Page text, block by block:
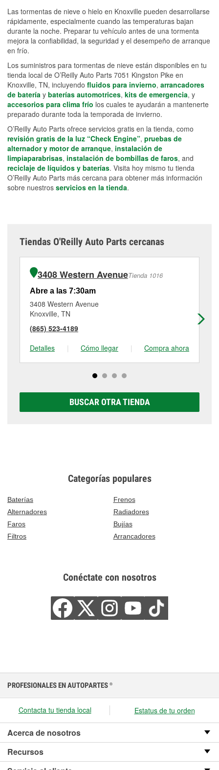
Las tormentas de nieve o hielo en Knoxville pueden desarrollarse
rápidamente, especialmente cuando las temperaturas bajan
durante la noche. Preparar tu vehículo antes de una tormenta
mejora la confiabilidad, la seguridad y el desempeño de arranque
en frío.
Los suministros para tormentas de nieve están disponibles en tu
tienda local de O’Reilly Auto Parts 7051 Kingston Pike en
Knoxville, TN, incluyendo fluidos para invierno, arrancadores
de batería y baterías automotrices, kits de emergencia, y
accesorios para clima frío los cuales te ayudarán a mantenerte
preparado durante toda la temporada de invierno.
O’Reilly Auto Parts ofrece servicios gratis en la tienda, como
revisión gratis de la luz “Check Engine”, pruebas de
alternador y motor de arranque, instalación de
limpiaparabrisas, instalación de bombillas de faros, and
reciclaje de líquidos y baterías. Visita hoy mismo tu tienda
O’Reilly Auto Parts más cercana para obtener más información
sobre nuestros servicios en la tienda.
Tiendas O'Reilly Auto Parts cercanas
3408 Western AvenueTienda 1016
Abre a las 7:30am
3408 Western Avenue
Knoxville, TN
(865) 523-4189
Detalles
| Cómo llegar | Compra ahora
BUSCAR OTRA TIENDA
Categorías populares
Baterías
Frenos
Alternadores
Radiadores
Faros
Bujías
Filtros
Arrancadores
Conéctate con nosotros
PROFESIONALES EN AUTOPARTES ®
Contacta tu tienda local Estatus de tu orden
Acerca de nosotros
Recursos